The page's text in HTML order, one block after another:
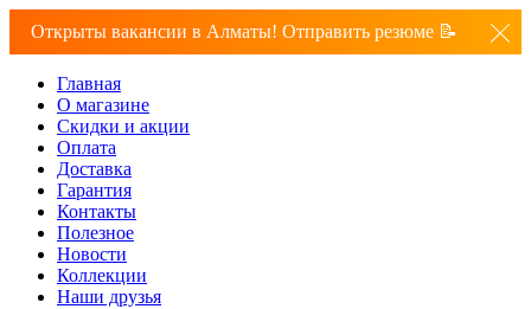
Открыты вакансии в Алматы! Отправить резюме 📝
Главная
О магазине
Скидки и акции
Оплата
Доставка
Гарантия
Контакты
Полезное
Новости
Коллекции
Наши друзья